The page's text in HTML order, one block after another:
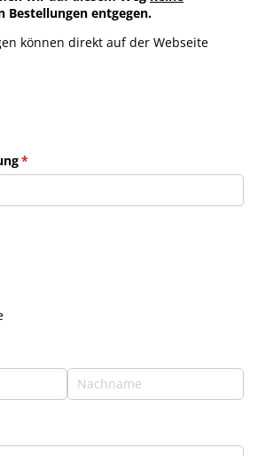
Bestellungen entgegen.
können direkt auf der Webseite
*
(erforderlich)